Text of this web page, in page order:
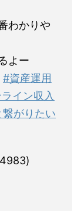
わかりや
よー
#資産運用
イン収入
がりたい